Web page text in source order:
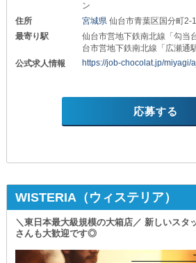
ン
住所
宮城県仙台市青葉区国分町2-
最寄り駅
仙台市営地下鉄南北線「勾当
台市営地下鉄南北線「広瀬通
公式求人情報
https://job-chocolat.jp/miyagi/
応募する
WISTERIA（ウィステリア）
＼東日本最大級規模の大箱店／ 新しいスタ
さんも大歓迎です◎